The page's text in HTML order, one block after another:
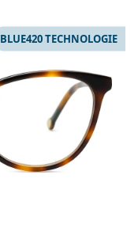
BLUE420 TECHNOLOGIE